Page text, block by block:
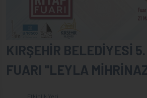
KIRŞEHİR BELEDİYESİ
FUARI "LEYLA
Etkinlik Yeri